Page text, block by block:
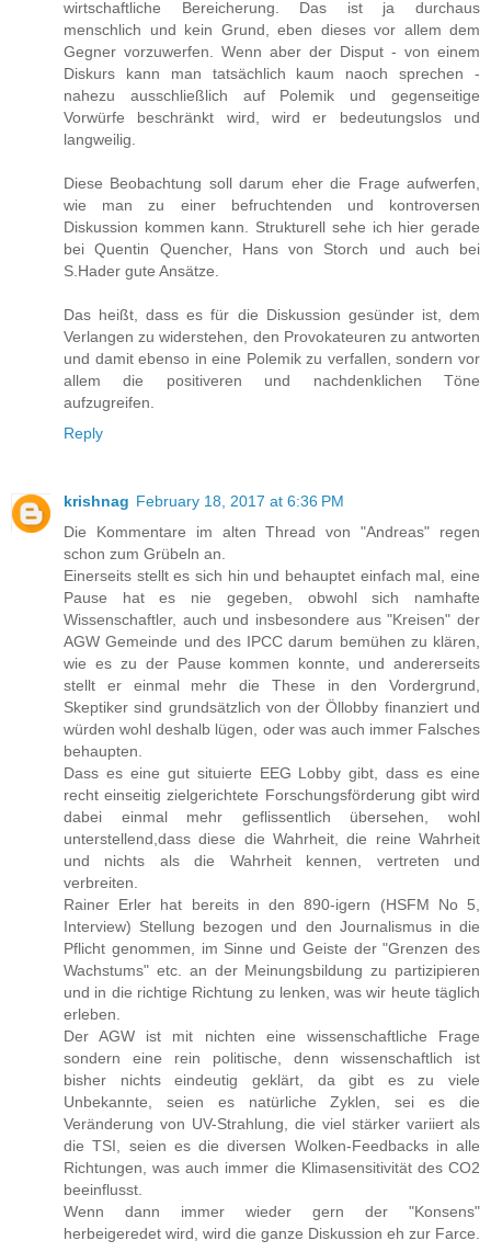
wirtschaftliche Bereicherung. Das ist ja durchaus
menschlich und kein Grund, eben dieses vor allem dem
Gegner vorzuwerfen. Wenn aber der Disput - von einem
Diskurs kann man tatsächlich kaum naoch sprechen -
nahezu ausschließlich auf Polemik und gegenseitige
Vorwürfe beschränkt wird, wird er bedeutungslos und
langweilig.
Diese Beobachtung soll darum eher die Frage aufwerfen,
wie man zu einer befruchtenden und kontroversen
Diskussion kommen kann. Strukturell sehe ich hier gerade
bei Quentin Quencher, Hans von Storch und auch bei
S.Hader gute Ansätze.
Das heißt, dass es für die Diskussion gesünder ist, dem
Verlangen zu widerstehen, den Provokateuren zu antworten
und damit ebenso in eine Polemik zu verfallen, sondern vor
allem die positiveren und nachdenklichen Töne
aufzugreifen.
Reply
krishnag February 18, 2017 at 6:36 PM
Die Kommentare im alten Thread von "Andreas" regen
schon zum Grübeln an.
Einerseits stellt es sich hin und behauptet einfach mal, eine
Pause hat es nie gegeben, obwohl sich namhafte
Wissenschaftler, auch und insbesondere aus "Kreisen" der
AGW Gemeinde und des IPCC darum bemühen zu klären,
wie es zu der Pause kommen konnte, und andererseits
stellt er einmal mehr die These in den Vordergrund,
Skeptiker sind grundsätzlich von der Öllobby finanziert und
würden wohl deshalb lügen, oder was auch immer Falsches
behaupten.
Dass es eine gut situierte EEG Lobby gibt, dass es eine
recht einseitig zielgerichtete Forschungsförderung gibt wird
dabei einmal mehr geflissentlich übersehen, wohl
unterstellend,dass diese die Wahrheit, die reine Wahrheit
und nichts als die Wahrheit kennen, vertreten und
verbreiten.
Rainer Erler hat bereits in den 890-igern (HSFM No 5,
Interview) Stellung bezogen und den Journalismus in die
Pflicht genommen, im Sinne und Geiste der "Grenzen des
Wachstums" etc. an der Meinungsbildung zu partizipieren
und in die richtige Richtung zu lenken, was wir heute täglich
erleben.
Der AGW ist mit nichten eine wissenschaftliche Frage
sondern eine rein politische, denn wissenschaftlich ist
bisher nichts eindeutig geklärt, da gibt es zu viele
Unbekannte, seien es natürliche Zyklen, sei es die
Veränderung von UV-Strahlung, die viel stärker variiert als
die TSI, seien es die diversen Wolken-Feedbacks in alle
Richtungen, was auch immer die Klimasensitivität des CO2
beeinflusst.
Wenn dann immer wieder gern der "Konsens"
herbeigeredet wird, wird die ganze Diskussion eh zur Farce.